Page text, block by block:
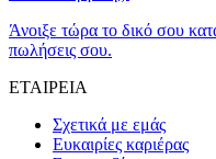
Άνοιξε τώρα το δικό σου
πωλήσεις σου.
ΕΤΑΙΡΕΙΑ
Σχετικά με εμάς
Ευκαιρίες καριέρας